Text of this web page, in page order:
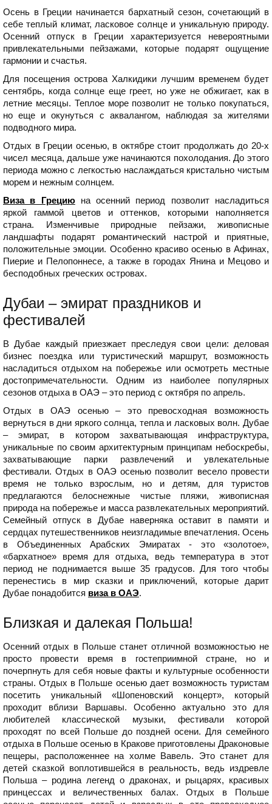
Осень в Греции начинается бархатный сезон, сочетающий в
себе теплый климат, ласковое солнце и уникальную природу.
Осенний отпуск в Греции характеризуется невероятными
привлекательными пейзажами, которые подарят ощущение
гармонии и счастья.
Для посещения острова Халкидики лучшим временем будет
сентябрь, когда солнце еще греет, но уже не обжигает, как в
летние месяцы. Теплое море позволит не только покупаться,
но еще и окунуться с аквалангом, наблюдая за жителями
подводного мира.
Отдых в Греции осенью, в октябре стоит продолжать до 20-х
чисел месяца, дальше уже начинаются похолодания. До этого
периода можно с легкостью наслаждаться кристально чистым
морем и нежным солнцем.
Виза в Грециюна осенний период позволит насладиться
яркой гаммой цветов и оттенков, которыми наполняется
страна. Изменчивые природные пейзажи, живописные
ландшафты подарят романтический настрой и приятные,
положительные эмоции. Особенно красиво осенью в Афинах,
Пиерие и Пелопоннесе, а также в городах Янина и Мецово и
бесподобных греческих островах.
Дубаи – эмират праздников и
фестивалей
В Дубае каждый приезжает преследуя свои цели: деловая
бизнес поездка или туристический маршрут, возможность
насладиться отдыхом на побережье или осмотреть местные
достопримечательности. Одним из наиболее популярных
сезонов отдыха в ОАЭ – это период с октября по апрель.
Отдых в ОАЭ осенью – это превосходная возможность
вернуться в дни яркого солнца, тепла и ласковых волн. Дубае
– эмират, в котором захватывающая инфраструктура,
уникальные по своим архитектурным принципам небоскребы,
захватывающие парки развлечений и увлекательные
фестивали. Отдых в ОАЭ осенью позволит весело провести
время не только взрослым, но и детям, для туристов
предлагаются белоснежные чистые пляжи, живописная
природа на побережье и масса развлекательных мероприятий.
Семейный отпуск в Дубае наверняка оставит в памяти и
сердцах путешественников неизгладимые впечатления. Осень
в Объединенных Арабских Эмиратах - это «золотое»,
«бархатное» время для отдыха, ведь температура в этот
период не поднимается выше 35 градусов. Для того чтобы
перенестись в мир сказки и приключений, которые дарит
Дубае понадобится виза в ОАЭ.
Близкая и далекая Польша!
Осенний отдых в Польше станет отличной возможностью не
просто провести время в гостеприимной стране, но и
почерпнуть для себя новые факты и культурные особенности
страны. Отдых в Польше осенью дает возможность туристам
посетить уникальный «Шопеновский концерт», который
проходит вблизи Варшавы. Особенно актуально это для
любителей классической музыки, фестивали которой
проходят по всей Польше до поздней осени. Для семейного
отдыха в Польше осенью в Кракове приготовлены Драконовые
пещеры, расположеннее на холме Вавель. Это станет для
детей сказкой воплотившейся в реальность, ведь издревле
Польша – родина легенд о драконах, и рыцарях, красивых
принцессах и величественных балах. Отдых в Польше